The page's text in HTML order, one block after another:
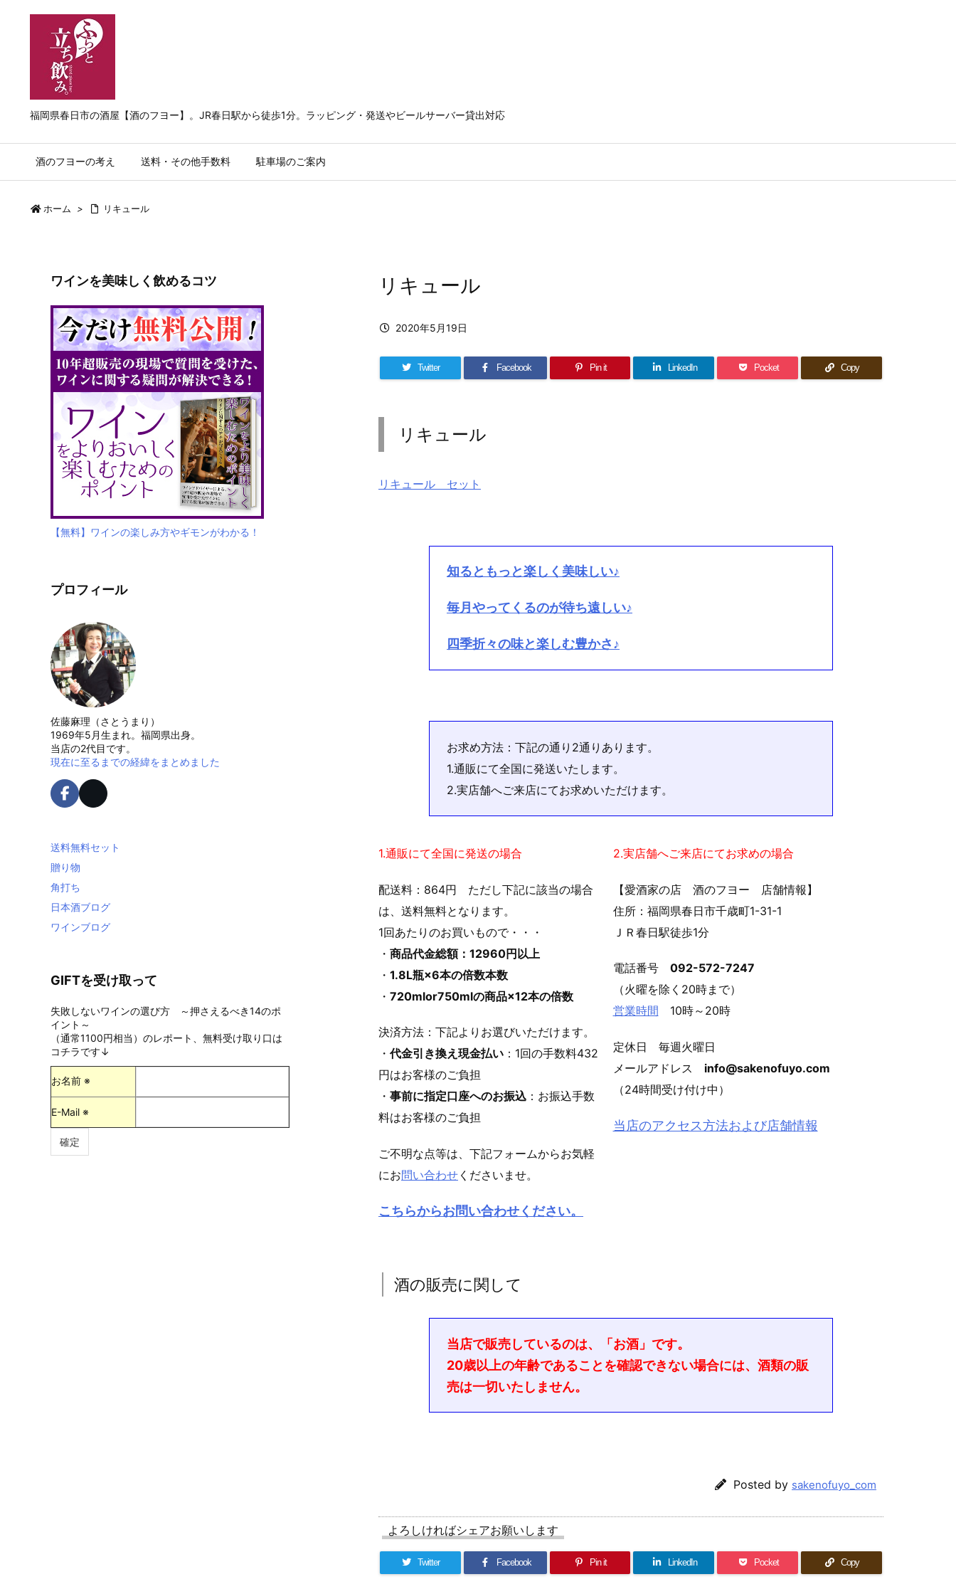
福岡県春日市の酒屋【酒のフヨー】。JR春日駅から徒歩1分。ラッピング・発送やビールサーバー貸出対応
酒のフヨーの考え 送料・その他手数料 駐車場のご案内
ホーム > リキュール
リキュール
2020年5月19日
Twitter Facebook Pin it LinkedIn Pocket Copy
リキュール
リキュール セット
知るともっと楽しく美味しい♪
毎月やってくるのが待ち遠しい♪
四季折々の味と楽しむ豊かさ♪
お求め方法：下記の通り2通りあります。
1.通販にて全国に発送いたします。
2.実店舗へご来店にてお求めいただけます。
1.通販にて全国に発送の場合
配送料：864円 ただし下記に該当の場合
は、送料無料となります。
1回あたりのお買いもので・・・
・ 商品代金総額：12960円以上
・ 1.8L瓶×6本の倍数本数
・ 720mlor750mlの商品×12本の倍数
決済方法：下記よりお選びいただけます。
・ 代金引き換え現金払い ：1回の手数料432
円はお客様のご負担
・ 事前に指定口座へのお振込 ：お振込手数
料はお客様のご負担
ご不明な点等は、下記フォームからお気軽
にお問い合わせ くださいませ。
こちらからお問い合わせください。
2.実店舗へご来店にてお求めの場合
【愛酒家の店 酒のフヨー 店舗情報】
住所：福岡県春日市千歳町1-31-1
ＪＲ春日駅徒歩1分
電話番号 092-572-7247
（火曜を除く20時まで）
営業時間 10時～20時
定休日 毎週火曜日
メールアドレス info@sakenofuyo.com
（24時間受け付け中）
当店のアクセス方法および店舗情報
酒の販売に関して
当店で販売しているのは、「お酒」です。
20歳以上の年齢であることを確認できない場合には、酒類の販
売は一切いたしません。
Posted by sakenofuyo_com
よろしければシェアお願いします
Twitter Facebook Pin it LinkedIn Pocket Copy
ワインを美味しく飲めるコツ
【無料】ワインの楽しみ方やギモンがわかる！
プロフィール
佐藤麻理（さとうまり）
1969年5月生まれ。福岡県出身。
当店の2代目です。
現在に至るまでの経緯をまとめました
送料無料セット
贈り物
角打ち
日本酒ブログ
ワインブログ
GIFTを受け取って
失敗しないワインの選び方 ～押さえるべき14のポ
イント～
（通常1100円相当）のレポート、無料受け取り口は
コチラです↓
お名前 ※
E-Mail ※